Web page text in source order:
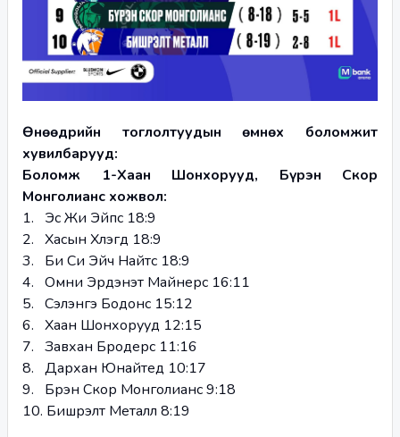
Өнөөдрийн тоглолтуудын өмнөх боломжит
хувилбарууд:
Боломж 1-Хаан Шонхорууд, Бүрэн Скор
Монголианс хожвол:
1.   Эс Жи Эйпс 18:9
2.   Хасын Хүлэгүүд 18:9
3.   Би Си Эйч Найтс 18:9
4.   Омни Эрдэнэт Майнерс 16:11
5.   Сэлэнгэ Бодонс 15:12
6.   Хаан Шонхорууд 12:15
7.   Завхан Бродерс 11:16
8.   Дархан Юнайтед 10:17
9.   Бүрэн Скор Монголианс 9:18
10. Бишрэлт Металл 8:19